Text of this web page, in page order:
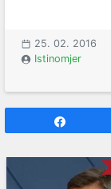
25. 02. 2016
Istinomjer